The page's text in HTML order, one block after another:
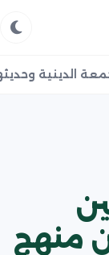
الدينية
منهج